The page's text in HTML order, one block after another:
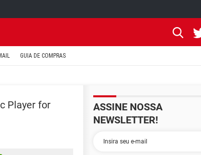
GUIA DE COMPRAS
Player for
ASSINE NOSSA
NEWSLETTER!